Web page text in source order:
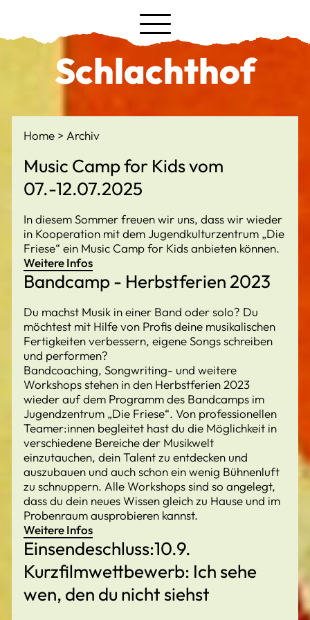
Schlachthof
Home Archiv
Music Camp for Kids vom
07.-12.07.2025
In diesem Sommer freuen wir uns, dass wir wieder
in Kooperation mit dem Jugendkulturzentrum „Die
Friese“ ein Music Camp for Kids anbieten können.
Weitere Infos
Bandcamp - Herbstferien 2023
Du machst Musik in einer Band oder solo? Du
möchtest mit Hilfe von Profis deine musikalischen
Fertigkeiten verbessern, eigene Songs schreiben
und performen?
Bandcoaching, Songwriting- und weitere
Workshops stehen in den Herbstferien 2023
wieder auf dem Programm des Bandcamps im
Jugendzentrum „Die Friese“. Von professionellen
Teamer:innen begleitet hast du die Möglichkeit in
verschiedene Bereiche der Musikwelt
einzutauchen, dein Talent zu entdecken und
auszubauen und auch schon ein wenig Bühnenluft
zu schnuppern. Alle Workshops sind so angelegt,
dass du dein neues Wissen gleich zu Hause und im
Probenraum ausprobieren kannst.
Weitere Infos
Einsendeschluss:10.9.
Kurzfilmwettbewerb: Ich sehe
wen, den du nicht siehst